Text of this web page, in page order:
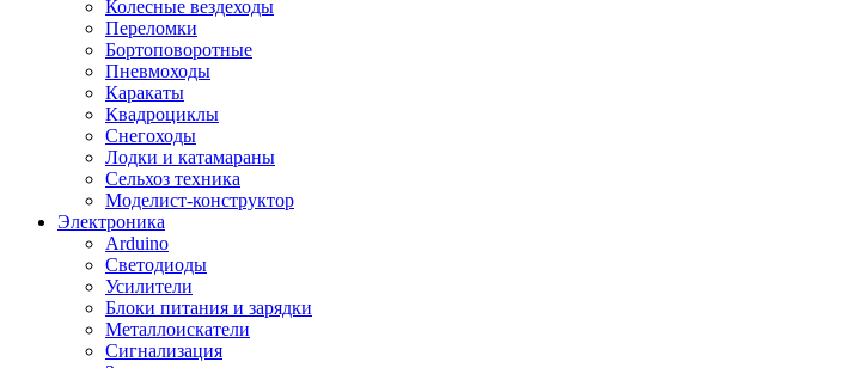
Колесные вездеходы
Переломки
Бортоповоротные
Пневмоходы
Каракаты
Квадроциклы
Снегоходы
Лодки и катамараны
Сельхоз техника
Моделист-конструктор
Электроника
Arduino
Светодиоды
Усилители
Блоки питания и зарядки
Металлоискатели
Сигнализация